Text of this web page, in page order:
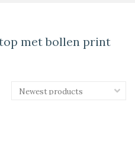
met bollen print